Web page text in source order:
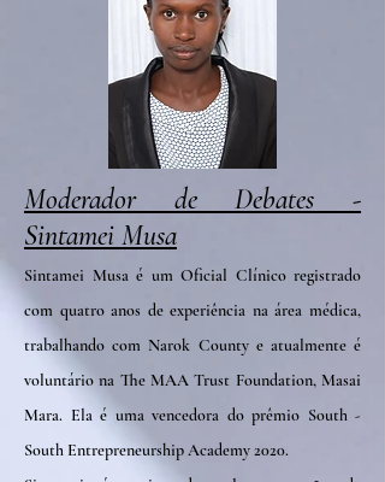
Moderador de Debates -
Sintamei Musa
Sintamei Musa é um Oficial Clínico registrado
com quatro anos de experiência na área médica,
trabalhando com Narok County e atualmente é
voluntário na The MAA Trust Foundation, Masai
Mara. Ela é uma vencedora do prêmio South -
South Entrepreneurship Academy 2020.